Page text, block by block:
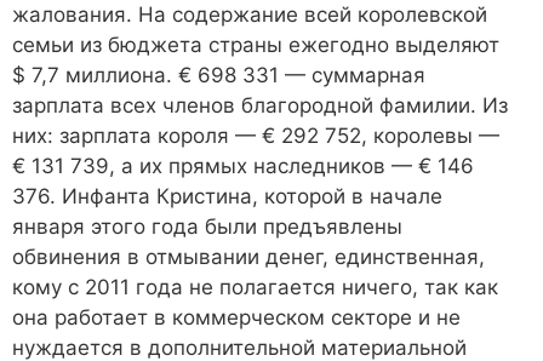
жалования. На содержание всей королевской
семьи из бюджета страны ежегодно выделяют
$ 7,7 миллиона. € 698 331 — суммарная
зарплата всех членов благородной фамилии. Из
них: зарплата короля — € 292 752, королевы —
€ 131 739, а их прямых наследников — € 146
376. Инфанта Кристина, которой в начале
января этого года были предъявлены
обвинения в отмывании денег, единственная,
кому с 2011 года не полагается ничего, так как
она работает в коммерческом секторе и не
нуждается в дополнительной материальной